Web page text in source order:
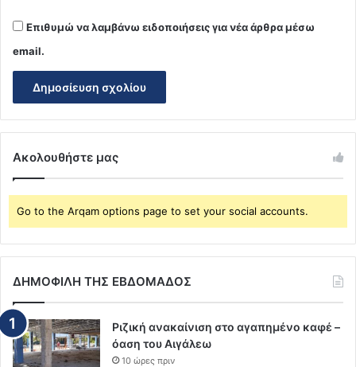
Επιθυμώ να λαμβάνω ειδοποιήσεις για νέα άρθρα μέσω
email.
Ακολουθήστε μας
Go to the Arqam options page to set your social accounts.
ΔΗΜΟΦΙΛΗ ΤΗΣ ΕΒΔΟΜΑΔΟΣ
Ριζική ανακαίνιση στο αγαπημένο καφέ –
όαση του Αιγάλεω
10 ώρες πριν